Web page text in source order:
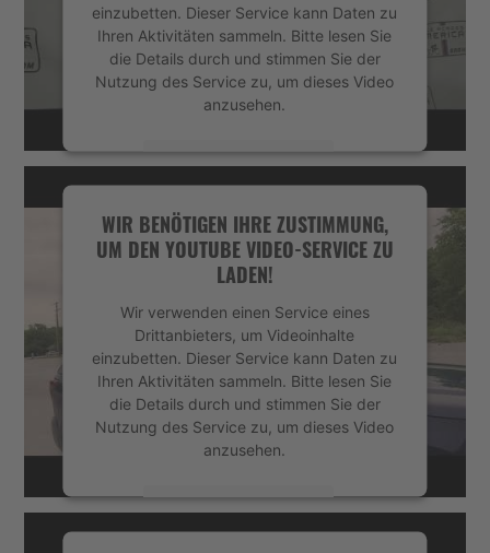
einzubetten. Dieser Service kann Daten zu
Ihren Aktivitäten sammeln. Bitte lesen Sie
die Details durch und stimmen Sie der
Nutzung des Service zu, um dieses Video
anzusehen.
Akzeptieren
powered byUsercentrics Consent
Management Platform
WIR BENÖTIGEN IHRE ZUSTIMMUNG,
UM DEN YOUTUBE VIDEO-SERVICE ZU
LADEN!
Wir verwenden einen Service eines
Drittanbieters, um Videoinhalte
einzubetten. Dieser Service kann Daten zu
Ihren Aktivitäten sammeln. Bitte lesen Sie
die Details durch und stimmen Sie der
Nutzung des Service zu, um dieses Video
anzusehen.